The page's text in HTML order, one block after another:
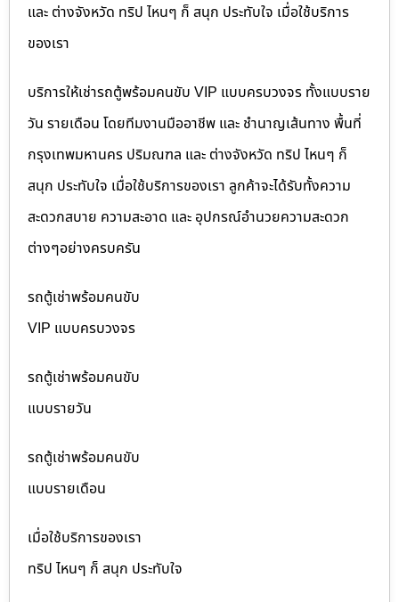
และ ต่างจังหวัด ทริป ไหนๆ ก็ สนุก ประทับใจ เมื่อใช้บริการ
ของเรา
บริการให้เช่ารถตู้พร้อมคนขับ VIP แบบครบวงจร ทั้งแบบราย
วัน รายเดือน โดยทีมงานมืออาชีพ และ ชำนาญเส้นทาง พื้นที่
กรุงเทพมหานคร ปริมณฑล และ ต่างจังหวัด ทริป ไหนๆ ก็
สนุก ประทับใจ เมื่อใช้บริการของเรา ลูกค้าจะได้รับทั้งความ
สะดวกสบาย ความสะอาด และ อุปกรณ์อำนวยความสะดวก
ต่างๆอย่างครบครัน
รถตู้เช่าพร้อมคนขับ
VIP แบบครบวงจร
รถตู้เช่าพร้อมคนขับ
แบบรายวัน
รถตู้เช่าพร้อมคนขับ
แบบรายเดือน
เมื่อใช้บริการของเรา
ทริป ไหนๆ ก็ สนุก ประทับใจ